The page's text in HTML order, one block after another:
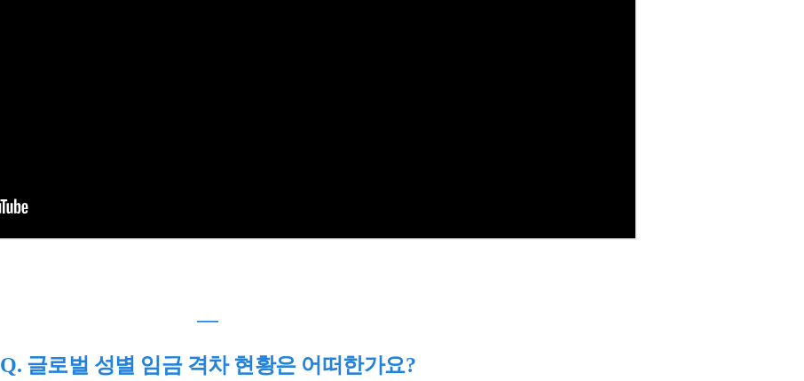
―
Q. 글로벌 성별 임금 격차 현황은 어떠한가요?